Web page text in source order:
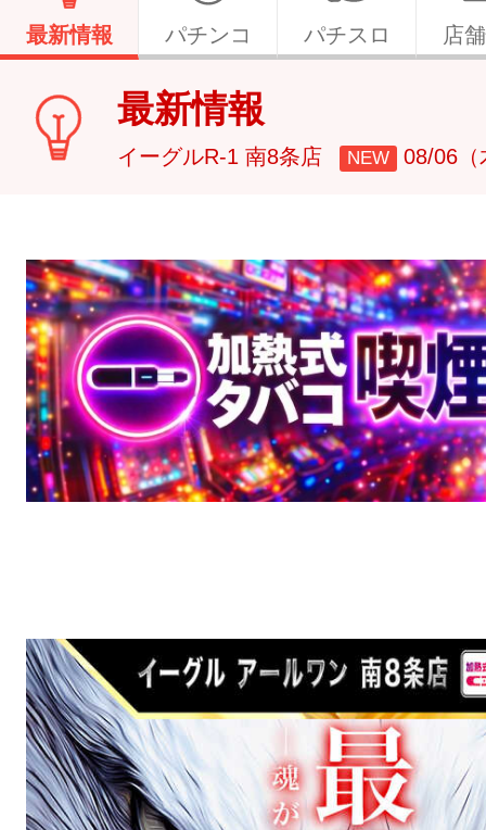
最新情報 パチンコ パチスロ 店
最新情報
イーグルR-1 南8条店 NEW 08/06（